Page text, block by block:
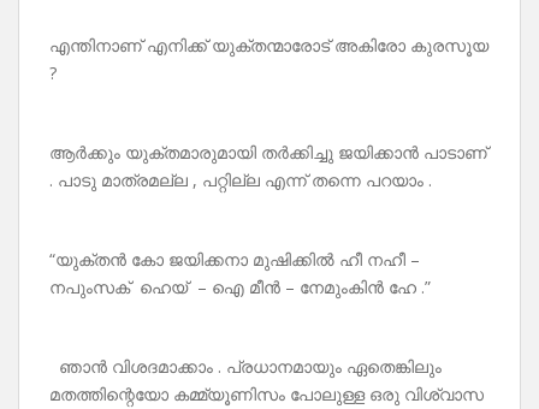
എന്തിനാണ് എനിക്ക് യുക്തന്മാരോട് അകിരോ കുരസൂയ
?
ആർക്കും യുക്തമാരുമായി തർക്കിച്ചു ജയിക്കാൻ പാടാണ്‌
. പാടു മാത്രമല്ല , പറ്റില്ല എന്ന് തന്നെ പറയാം .
“യുക്തൻ കോ ജയിക്കനാ മുഷിക്കിൽ ഹീ നഹീ –
നപുംസക് ഹെയ് – ഐ മീൻ – നേമുംകിൻ ഹേ .”
ഞാൻ വിശദമാക്കാം . പ്രധാനമായും ഏതെങ്കിലും
മതത്തിന്റെയോ കമ്മ്യൂണിസം പോലുള്ള ഒരു വിശ്വാസ